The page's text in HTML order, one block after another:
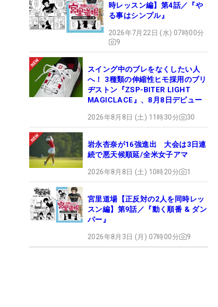
時レッスン編】第4話／『や
る事はシンプル』
2026年7月22日 (水) 07時00分
9
スイング中のブレをなくしたい人
へ！ 3種類の伸縮性ヒモ採用のブリ
ヂストン『ZSP-BITER LIGHT
MAGICLACE』、8月8日デビュー
2026年8月8日 (土) 11時30分 30
岩永杏奈が16強進出 大会は3日連
続で悪天候順延/全米女子アマ
2026年8月8日 (土) 10時20分 1
宮里道場【正反対の2人を同時レッ
スン編】第9話／『動く順番 & ダン
パー』
2026年8月3日 (月) 07時00分 9